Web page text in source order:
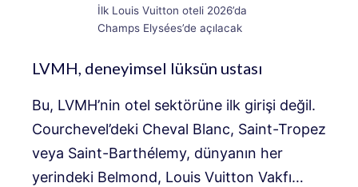
İlk Louis Vuitton oteli 2026’da
Champs Elysées’de açılacak
LVMH, deneyimsel lüksün ustası
Bu, LVMH’nin otel sektörüne ilk girişi değil.
Courchevel’deki Cheval Blanc, Saint-Tropez
veya Saint-Barthélemy, dünyanın her
yerindeki Belmond, Louis Vuitton Vakfı…